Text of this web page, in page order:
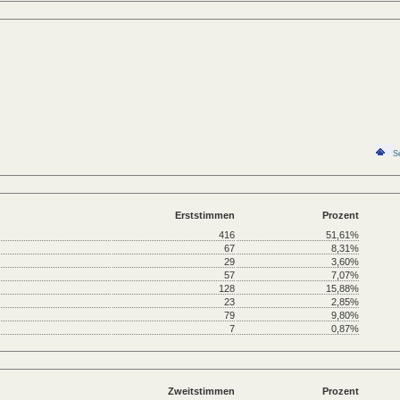
Erststimmen
Prozent
416
51,61%
67
8,31%
29
3,60%
57
7,07%
128
15,88%
23
2,85%
79
9,80%
7
0,87%
Zweitstimmen Prozent